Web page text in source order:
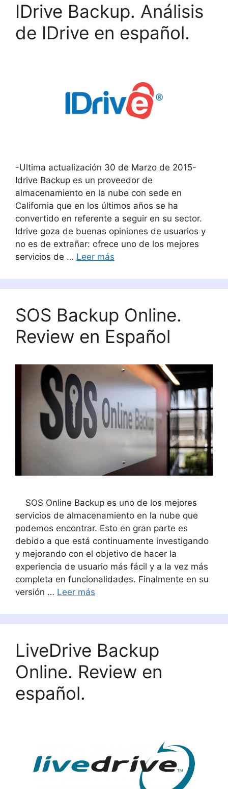
IDrive Backup. Análisis
de IDrive en español.
-Ultima actualización 30 de Marzo de 2015-
Idrive Backup es un proveedor de
almacenamiento en la nube con sede en
California que en los últimos años se ha
convertido en referente a seguir en su sector.
Idrive goza de buenas opiniones de usuarios y
no es de extrañar: ofrece uno de los mejores
servicios de … Leer más
SOS Backup Online.
Review en Español
SOS Online Backup es uno de los mejores
servicios de almacenamiento en la nube que
podemos encontrar. Esto en gran parte es
debido a que está continuamente investigando
y mejorando con el objetivo de hacer la
experiencia de usuario más fácil y a la vez más
completa en funcionalidades. Finalmente en su
versión … Leer más
LiveDrive Backup
Online. Review en
español.